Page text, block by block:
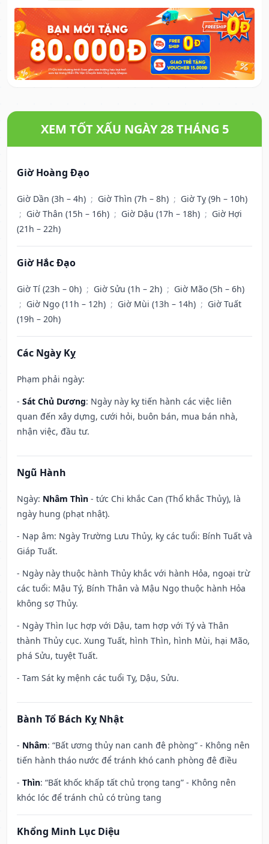
XEM TỐT XẤU NGÀY 28 THÁNG 5
Giờ Hoàng Đạo
Giờ Dần (3h – 4h) ; Giờ Thìn (7h – 8h) ; Giờ Tỵ (9h – 10h)
; Giờ Thân (15h – 16h) ; Giờ Dậu (17h – 18h) ; Giờ Hợi
(21h – 22h)
Giờ Hắc Đạo
Giờ Tí (23h – 0h) ; Giờ Sửu (1h – 2h) ; Giờ Mão (5h – 6h)
; Giờ Ngọ (11h – 12h) ; Giờ Mùi (13h – 14h) ; Giờ Tuất
(19h – 20h)
Các Ngày Kỵ
Phạm phải ngày:
- Sát Chủ Dương: Ngày này kỵ tiến hành các việc liên
quan đến xây dựng, cưới hỏi, buôn bán, mua bán nhà,
nhận việc, đầu tư.
Ngũ Hành
Ngày: Nhâm Thìn - tức Chi khắc Can (Thổ khắc Thủy), là
ngày hung (phạt nhật).
- Nạp âm: Ngày Trường Lưu Thủy, kỵ các tuổi: Bính Tuất và
Giáp Tuất.
- Ngày này thuộc hành Thủy khắc với hành Hỏa, ngoại trừ
các tuổi: Mậu Tý, Bính Thân và Mậu Ngọ thuộc hành Hỏa
không sợ Thủy.
- Ngày Thìn lục hợp với Dậu, tam hợp với Tý và Thân
thành Thủy cục. Xung Tuất, hình Thìn, hình Mùi, hại Mão,
phá Sửu, tuyệt Tuất.
- Tam Sát kỵ mệnh các tuổi Tỵ, Dậu, Sửu.
Bành Tổ Bách Kỵ Nhật
- Nhâm: “Bất ương thủy nan canh đê phòng” - Không nên
tiến hành tháo nước để tránh khó canh phòng đê điều
- Thìn: “Bất khốc khấp tất chủ trọng tang” - Không nên
khóc lóc để tránh chủ có trùng tang
Khổng Minh Lục Diệu